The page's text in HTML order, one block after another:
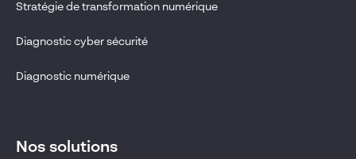
Stratégie de transformation numérique
Diagnostic cyber sécurité
Diagnostic numérique
Nos solutions